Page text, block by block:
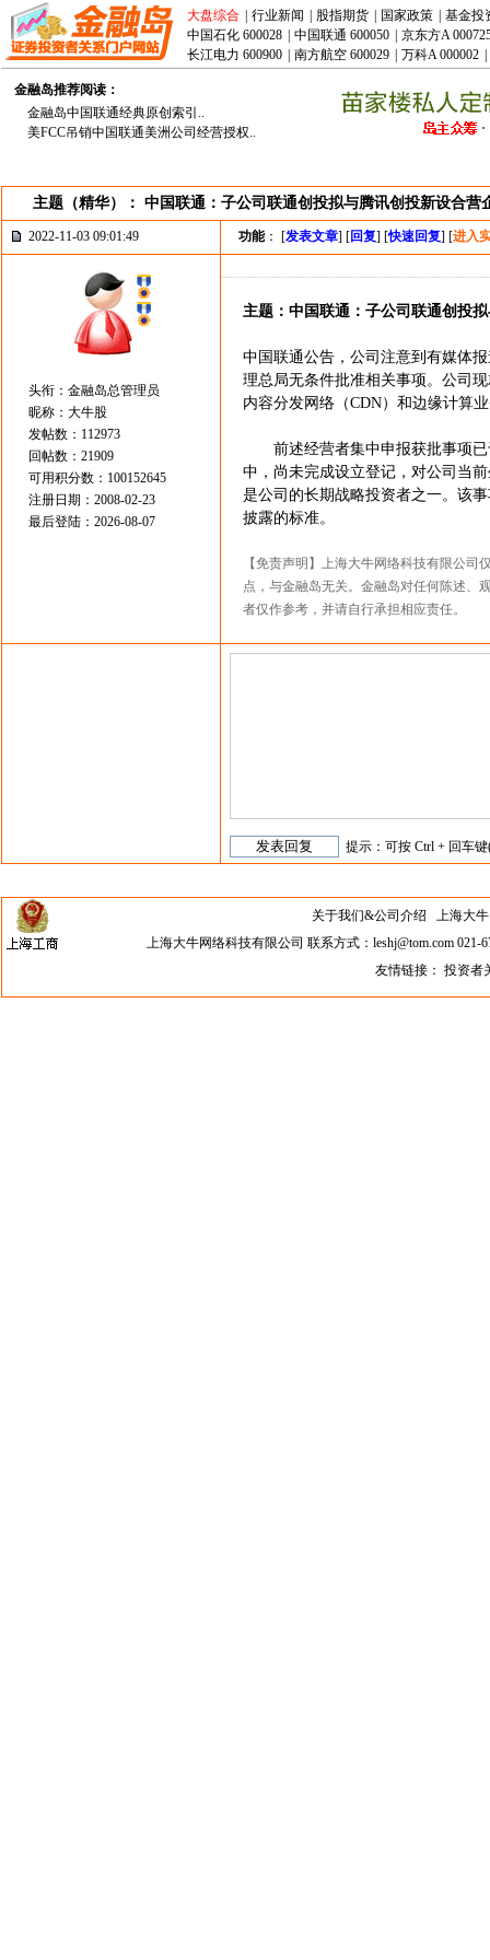
大盘综合 行业新闻 股指期货 国家政策
基金投
中国石化 600028
中国联通 600050
京东方A
长江电力 600900
南方航空 600029 万科A 000002
金融岛推荐阅读：
金融岛中国联通经典原创索引..
美FCC吊销中国联通美洲公司经营授权..
主题（精华）： 中国联通：子公司联通创投拟与腾讯创投新设合营
2022-11-03 09:01:49 功能： [发表文章] [回复] [快速回复] [进入
头衔：金融岛总管理员
昵称：大牛股
发帖数：112973
回帖数：21909
可用积分数：100152645
注册日期：2008-02-23
最后登陆：2026-08-07
主题：中国联通：子公司联通创投
中国联通公告，公司注意到有媒体
理总局无条件批准相关事项。公司
内容分发网络（CDN）和边缘计算
前述经营者集中申报获批事项已
中，尚未完成设立登记，对公司当
是公司的长期战略投资者之一。该
披露的标准。
【免责声明】上海大牛网络科技有限公
点，与金融岛无关。金融岛对任何陈述、
者仅作参考，并请自行承担相应责任。
提示：可按 Ctrl + 回车
关于我们&公司介绍 上海大牛
上海大牛网络科技有限公司 联系方式：leshj@tom.com
友情链接：投资者